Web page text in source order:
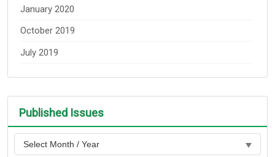
January 2020
October 2019
July 2019
Published Issues